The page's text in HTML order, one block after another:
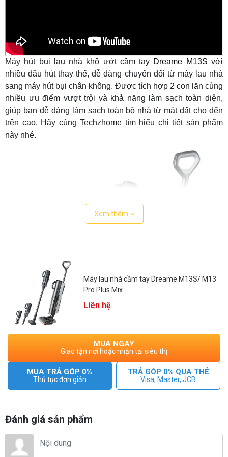
Máy hút bụi lau nhà khô ướt cầm tay Dreame M13S với
nhiều đầu hút thay thế, dễ dàng chuyển đổi từ máy lau nhà
sang máy hút bụi chân không. Được tích hợp 2 con lăn cùng
nhiều ưu điểm vượt trội và khả năng làm sạch toàn diện,
giúp bạn dễ dàng làm sạch toàn bộ nhà từ mặt đất cho đến
trên cao. Hãy cùng Techzhome tìm hiểu chi tiết sản phẩm
này nhé.
Những tính năng nổi bật của Dreame M13S
- Bàn chải con lăn đôi hoàn toàn mới.
- Nhiều đầu hút thay thế, dễ dàng chuyển đổi từ máy lau nhà
sang máy hút bụi.
- Con lăn tràn viền 3 cạnh.
- Điện phân nước thành dung dịch khử khuẩn.
Xem thêm
Máy lau nhà cầm tay Dreame M13S/ M13
Pro Plus Mix
Liên hệ
MUA NGAY
Giao tận nơi hoặc nhận tại siêu thị
MUA TRẢ GÓP 0%
Thủ tục đơn giản
TRẢ GÓP 0% QUA THẺ
Visa, Master, JCB
Đánh giá sản phẩm